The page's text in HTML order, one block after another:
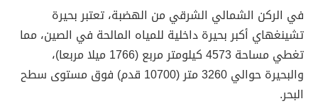
في الركن الشمالي الشرقي من الهضبة، تعتبر بحيرة
تشينغهاي أكبر بحيرة داخلية للمياه المالحة في الصين، مما
تغطي مساحة 4573 كيلومتر مربع (1766 ميلا مربعا)،
والبحيرة حوالي 3260 متر (10700 قدم) فوق مستوى سطح
البحر.